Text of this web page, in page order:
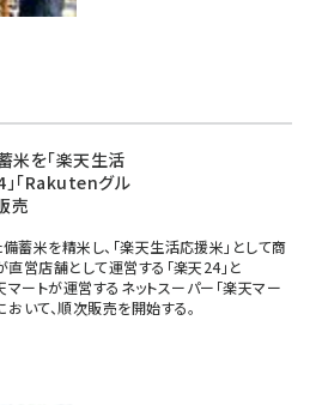
米を「楽天生活
」「Rakutenグル
売
蓄米を精米し、「楽天生活応援米」として商
直営店舗として運営する「楽天24」と
マートが運営するネットスーパー「楽天マー
いて、順次販売を開始する。